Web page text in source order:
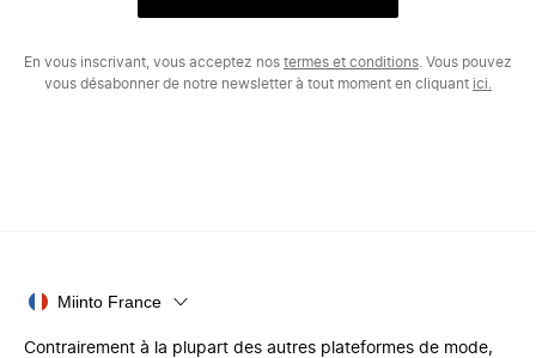
En vous inscrivant, vous acceptez nos termes et conditions . Vous pouvez
vous désabonner de notre newsletter à tout moment en cliquant ici.
Miinto France
Contrairement à la plupart des autres plateformes de mode,